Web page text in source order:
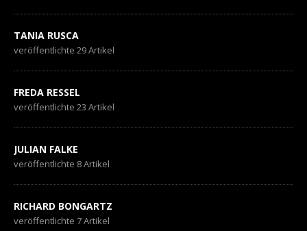
TANIA RUSCA
veröffentlichte 29 Artikel
FREDA RESSEL
veröffentlichte 23 Artikel
JULIAN FALKE
veröffentlichte 8 Artikel
RICHARD BONGARTZ
veröffentlichte 7 Artikel